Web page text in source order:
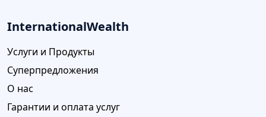
InternationalWealth
Услуги и Продукты
Суперпредложения
О нас
Гарантии и оплата услуг